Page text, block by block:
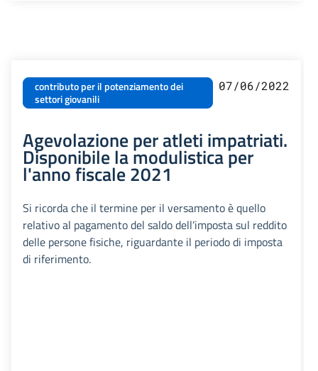
contributo per il potenziamento dei
settori giovanili
07/06/2022
Agevolazione per atleti impatriati.
Disponibile la modulistica per
l'anno fiscale 2021
Si ricorda che il termine per il versamento è quello
relativo al pagamento del saldo dell’imposta sul reddito
delle persone fisiche, riguardante il periodo di imposta
di riferimento.